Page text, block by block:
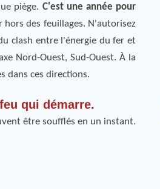
piège. C'est une année pour
des feuillages. N'autorisez
clash entre l'énergie du fer et
Nord-Ouest, Sud-Ouest. À la
dans ces directions.
qui démarre.
être soufflés en un instant.